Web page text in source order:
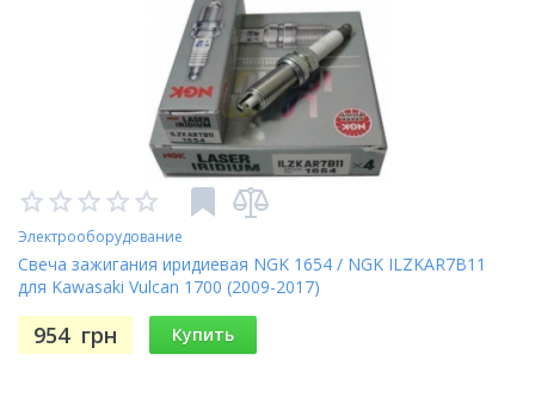
Электрооборудование
Свеча зажигания иридиевая NGK 1654 / NGK ILZKAR7B11
для Kawasaki Vulcan 1700 (2009-2017)
954 грн Купить